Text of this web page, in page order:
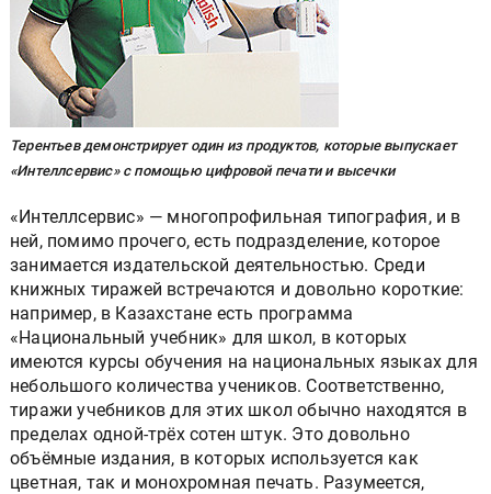
Терентьев демонстрирует один из продуктов, которые выпускает
«Интеллсервис» с помощью цифровой печати и высечки
«Интеллсервис» — многопрофильная типография, и в
ней, помимо прочего, есть подразделение, которое
занимается издательской деятельностью. Среди
книжных тиражей встречаются и довольно короткие:
например, в Казахстане есть программа
«Национальный учебник» для школ, в которых
имеются курсы обучения на национальных языках для
небольшого количества учеников. Соответственно,
тиражи учебников для этих школ обычно находятся в
пределах одной-трёх сотен штук. Это довольно
объёмные издания, в которых используется как
цветная, так и монохромная печать. Разумеется,